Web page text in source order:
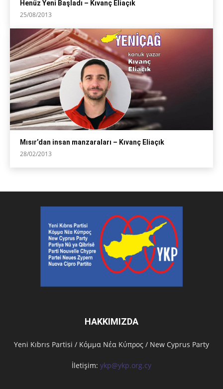
Henüz Yeni Başladı – Kıvanç Eliaçık
25/08/2013
Mısır’dan insan manzaraları – Kıvanç Eliaçık
28/02/2013
HAKKIMIZDA
Υeni Kıbrıs Partisi / Κόμμα Νέα Κύπρος / New Cyprus Party
İletişim: ykp@ykp.org.cy